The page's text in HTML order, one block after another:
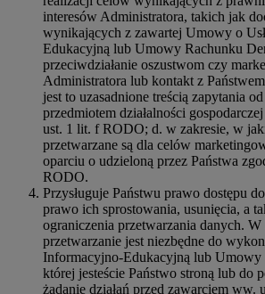
interesów Administratora, takich jak
wynikających z zawartej Umowy o
Edukacyjną lub Umowy Rachunku
przeciwdziałanie oszustwom czy
Administratora lub kontakt z
jest to uzasadnione treścią zapytania
przedmiotem działalności
ust. 1 lit. f RODO; d. w zakresie, w
przetwarzane są dla celów
oparciu o udzieloną przez Państwa
RODO.
Przysługuje Państwu prawo dostępu
prawo ich sprostowania, usunięcia, a
ograniczenia przetwarzania danych.
przetwarzanie jest niezbędne do
Informacyjno-Edukacyjną lub Umowy
której jesteście Państwo stroną lub do
żądanie działań przed zawarciem ww.